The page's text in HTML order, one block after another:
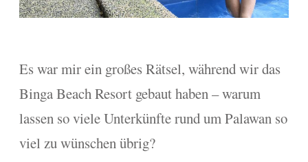
Es war mir ein großes Rätsel, während wir das
Binga Beach Resort gebaut haben – warum
lassen so viele Unterkünfte rund um Palawan so
viel zu wünschen übrig?